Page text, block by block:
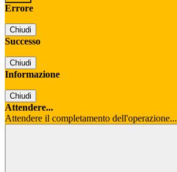
Errore
Chiudi
Successo
Chiudi
Informazione
Chiudi
Attendere...
Attendere il completamento dell'operazione...